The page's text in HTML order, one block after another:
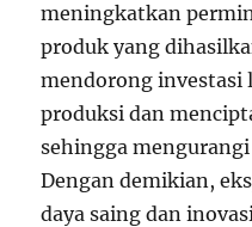
meningkatkan
produk yang
mendorong investasi
produksi dan
sehingga
Dengan demikian,
daya saing dan